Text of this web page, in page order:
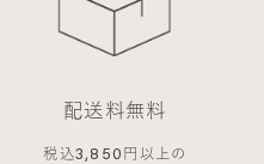
配送料無料
税込3,850円以上の